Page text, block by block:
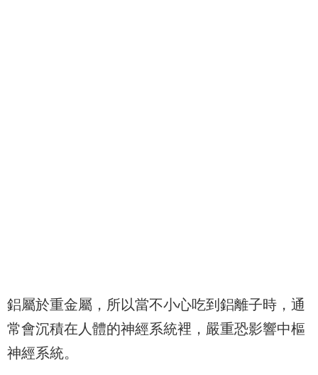
鋁屬於重金屬，所以當不小心吃到鋁離子時，通
常會沉積在人體的神經系統裡，嚴重恐影響中樞
神經系統。